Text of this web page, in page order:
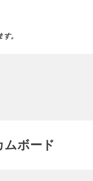
。
ムボード